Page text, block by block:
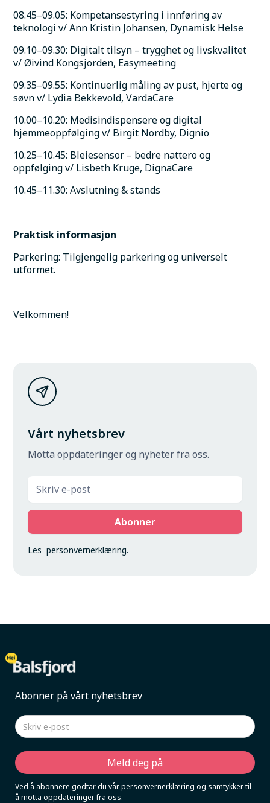
08.45–09.05: Kompetansestyring i innføring av
teknologi v/ Ann Kristin Johansen, Dynamisk Helse
09.10–09.30: Digitalt tilsyn – trygghet og livskvalitet
v/ Øivind Kongsjorden, Easymeeting
09.35–09.55: Kontinuerlig måling av pust, hjerte og
søvn v/ Lydia Bekkevold, VardaCare
10.00–10.20: Medisindispensere og digital
hjemmeoppfølging v/ Birgit Nordby, Dignio
10.25–10.45: Bleiesensor – bedre nattero og
oppfølging v/ Lisbeth Kruge, DignaCare
10.45–11.30: Avslutning & stands
Praktisk informasjon
Parkering: Tilgjengelig parkering og universelt
utformet.
Velkommen!
Vårt nyhetsbrev
Motta oppdateringer og nyheter fra oss.
Lespersonvernerklæring.
Abonner på vårt nyhetsbrev
Ved å abonnere godtar du vår personvernerklæring og samtykker til
å motta oppdateringer fra oss.